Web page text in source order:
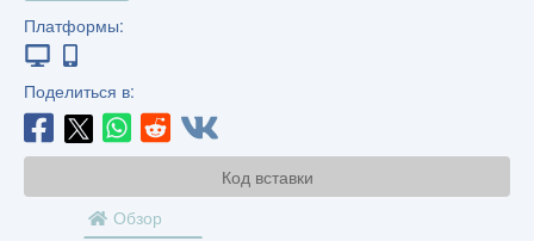
Платформы:
Поделиться в:
Код вставки
Обзор